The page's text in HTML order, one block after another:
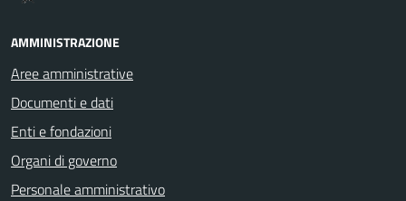
AMMINISTRAZIONE
Aree amministrative
Documenti e dati
Enti e fondazioni
Organi di governo
Personale amministrativo